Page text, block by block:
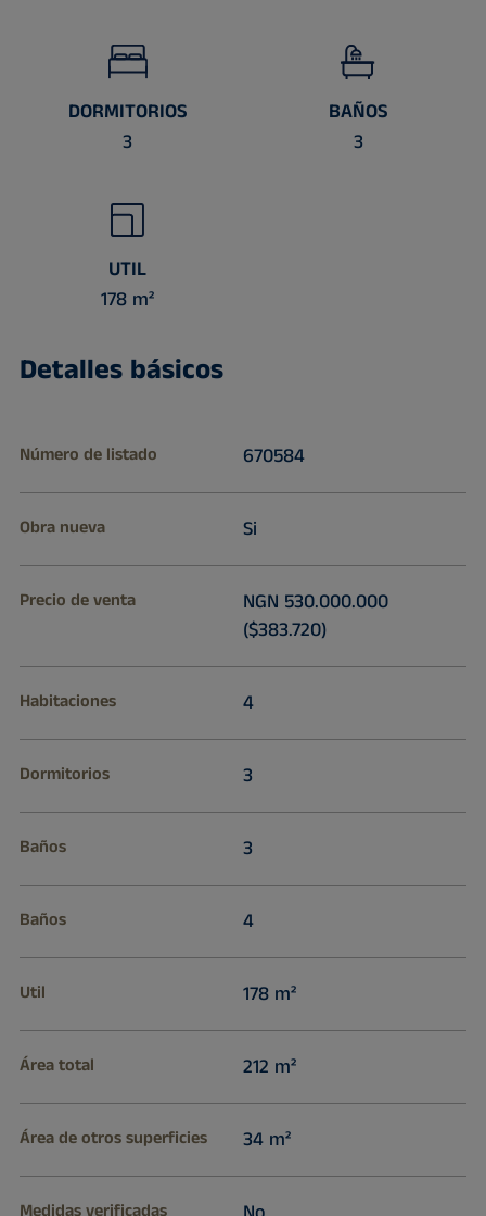
DORMITORIOS
3
BAÑOS
3
UTIL
178 m²
Detalles básicos
Número de listado 670584
Obra nueva Si
Precio de venta
NGN 530.000.000
($383.720)
Habitaciones 4
Dormitorios 3
Baños 3
Baños 4
Util 178 m²
Área total 212 m²
Área de otros superficies 34 m²